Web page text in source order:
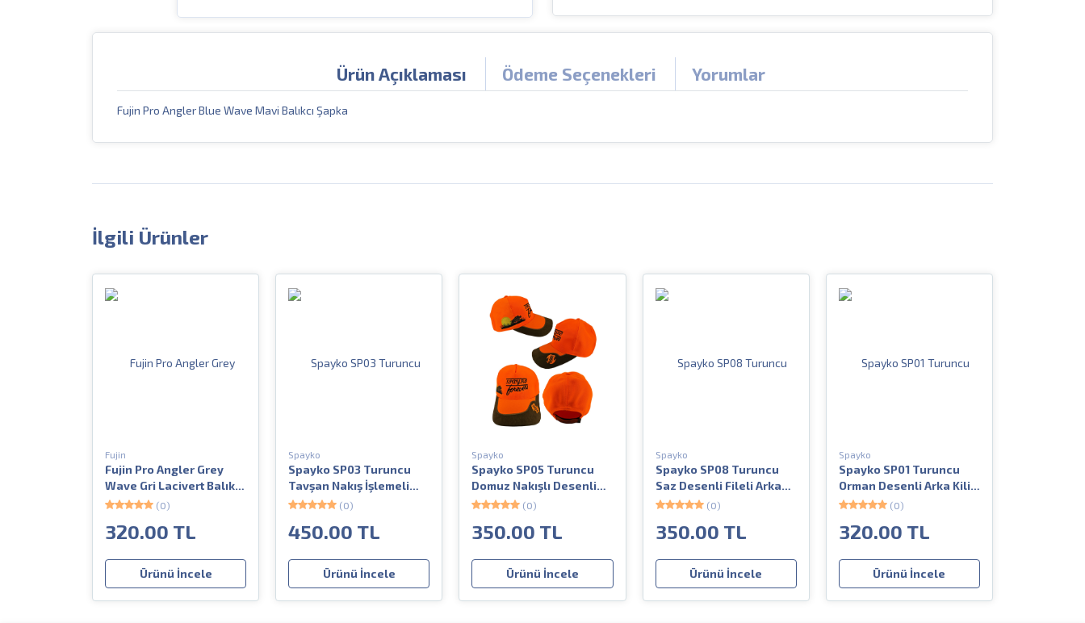
Ürün Açıklaması Ödeme Seçenekleri Yorumlar
Fujin Pro Angler Blue Wave Mavi Balıkcı Şapka
İlgili Ürünler
Fujin
Fujin Pro Angler Grey
Wave Gri Lacivert Balıkcı
Şapka
(0)
320.00 TL
Ürünü İncele
Spayko
Spayko SP03 Turuncu
Tavşan Nakış İşlemeli
Arka Kilit Çırtlı Avcı
(0)
450.00 TL
Ürünü İncele
Spayko
Spayko SP05 Turuncu
Domuz Nakışlı Desenli
Arka Kilit Çırtlı Avcı
(0)
350.00 TL
Ürünü İncele
Spayko
Spayko SP08 Turuncu
Saz Desenli Fileli Arka
Çırtlı Avcı Şapkası
(0)
350.00 TL
Ürünü İncele
Spayko
Spayko SP01 Turuncu
Orman Desenli Arka Kilit
Çırtlı Avcı Şapkası
(0)
320.00 TL
Ürünü İncele